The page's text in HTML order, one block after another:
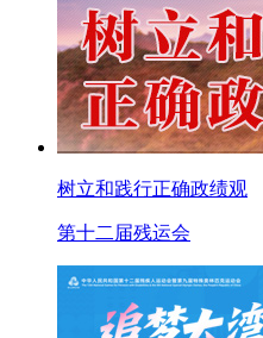
树立和践行正确政绩观
第十二届残运会